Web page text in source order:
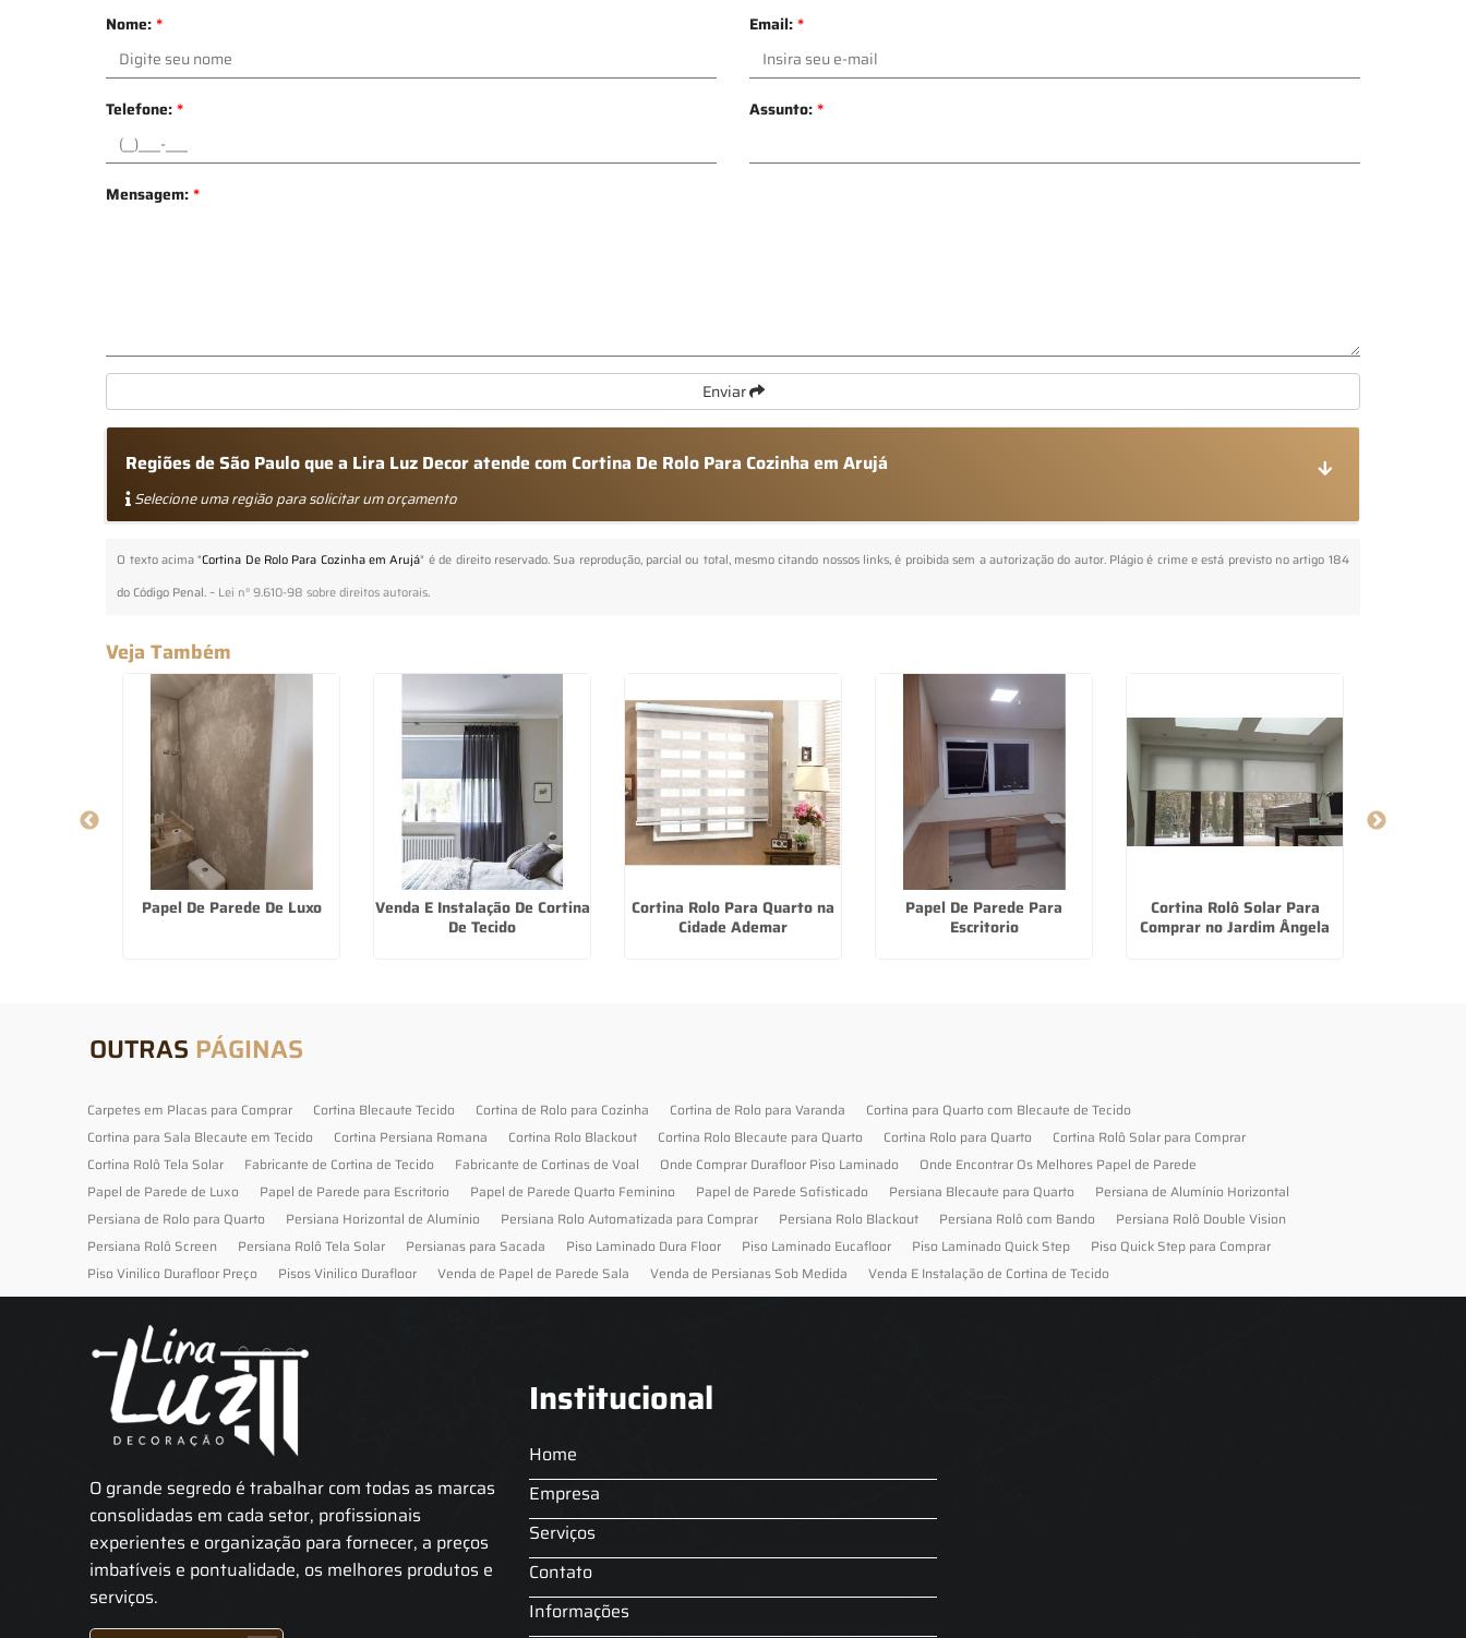
Nome:* Email:*
Telefone:* Assunto:*
Mensagem:*
Enviar
Regiões de São Paulo que a Lira Luz Decor atende com Cortina De Rolo Para Cozinha em Arujá
Selecione uma região para solicitar um orçamento
O texto acima "Cortina De Rolo Para Cozinha em Arujá" é de direito reservado. Sua reprodução, parcial ou total, mesmo citando nossos links, é proibida sem a autorização do autor. Plágio é crime e está previsto no artigo 184
do Código Penal. – Lei n° 9.610-98 sobre direitos autorais.
Veja Também
Papel De Parede De Luxo
Venda E Instalação De Cortina
De Tecido
Cortina Rolo Para Quarto na
Cidade Ademar
Papel De Parede Para
Escritorio
Cortina Rolô Solar Para
Comprar no Jardim Ângela
OUTRAS PÁGINAS
Carpetes em Placas para Comprar Cortina Blecaute Tecido Cortina de Rolo para Cozinha Cortina de Rolo para Varanda
Cortina para Quarto com Blecaute de Tecido
Cortina para Sala Blecaute em Tecido
Cortina Persiana Romana Cortina Rolo Blackout Cortina Rolo Blecaute para Quarto Cortina Rolo para Quarto
Cortina Rolô Solar para Comprar
Cortina Rolô Tela Solar
Fabricante de Cortina de Tecido Fabricante de Cortinas de Voal Onde Comprar Durafloor Piso Laminado
Onde Encontrar Os Melhores Papel de Parede
Papel de Parede de Luxo
Papel de Parede para Escritorio Papel de Parede Quarto Feminino Papel de Parede Sofisticado Persiana Blecaute para Quarto
Persiana de Alumínio Horizontal
Persiana de Rolo para Quarto
Persiana Horizontal de Alumínio Persiana Rolo Automatizada para Comprar Persiana Rolo Blackout Persiana Rolô com Bando
Persiana Rolô Double Vision
Persiana Rolô Screen
Persiana Rolô Tela Solar Persianas para Sacada Piso Laminado Dura Floor Piso Laminado Eucafloor Piso Laminado Quick Step
Piso Quick Step para Comprar
Piso Vinilico Durafloor Preço
Pisos Vinilico Durafloor Venda de Papel de Parede Sala Venda de Persianas Sob Medida Venda E Instalação de Cortina de Tecido
O grande segredo é trabalhar com todas as marcas
consolidadas em cada setor, profissionais
experientes e organização para fornecer, a preços
imbatíveis e pontualidade, os melhores produtos e
serviços.
Institucional
Home
Empresa
Serviços
Contato
Informações